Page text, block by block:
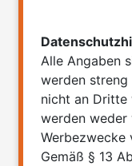
Alle Angaben
werden
nicht an Dritte
werden
Werbezwecke
Gemäß § 13